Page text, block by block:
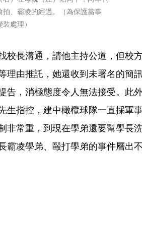
拍、霸凌的經過。（為保護當事
處理）
校長溝通，請他主持公道，但校方
理由推託，她還收到未署名的簡訊
告，消極態度令人無法接受。此外
生指控，建中橄欖球隊一直採軍事
非常重，到現在學弟還要幫學長洗
霸凌學弟、毆打學弟的事件層出不